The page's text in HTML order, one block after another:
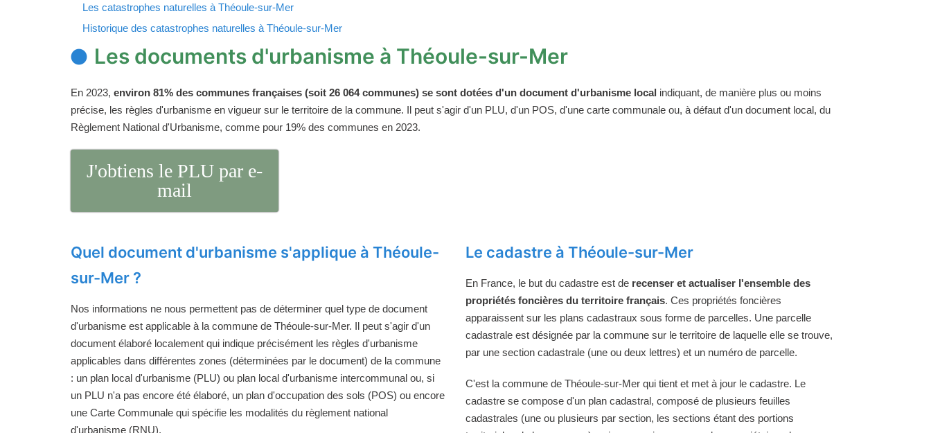
Les catastrophes naturelles à Théoule-sur-Mer
Historique des catastrophes naturelles à Théoule-sur-Mer
Les documents d'urbanisme à Théoule-sur-Mer
En 2023, environ 81% des communes françaises (soit 26 064 communes) se sont dotées d'un document d'urbanisme local indiquant, de manière plus ou moins
précise, les règles d'urbanisme en vigueur sur le territoire de la commune. Il peut s'agir d'un PLU, d'un POS, d'une carte communale ou, à défaut d'un document local, du
Règlement National d'Urbanisme, comme pour 19% des communes en 2023.
J'obtiens le PLU par e-
mail
Quel document d'urbanisme s'applique à Théoule-
sur-Mer ?
Nos informations ne nous permettent pas de déterminer quel type de document
d'urbanisme est applicable à la commune de Théoule-sur-Mer. Il peut s'agir d'un
document élaboré localement qui indique précisément les règles d'urbanisme
applicables dans différentes zones (déterminées par le document) de la commune
: un plan local d'urbanisme (PLU) ou plan local d'urbanisme intercommunal ou, si
un PLU n'a pas encore été élaboré, un plan d'occupation des sols (POS) ou encore
une Carte Communale qui spécifie les modalités du règlement national
d'urbanisme (RNU).
Le cadastre à Théoule-sur-Mer
En France, le but du cadastre est de recenser et actualiser l'ensemble des
propriétés foncières du territoire français. Ces propriétés foncières
apparaissent sur les plans cadastraux sous forme de parcelles. Une parcelle
cadastrale est désignée par la commune sur le territoire de laquelle elle se trouve,
par une section cadastrale (une ou deux lettres) et un numéro de parcelle.
C'est la commune de Théoule-sur-Mer qui tient et met à jour le cadastre. Le
cadastre se compose d'un plan cadastral, composé de plusieurs feuilles
cadastrales (une ou plusieurs par section, les sections étant des portions